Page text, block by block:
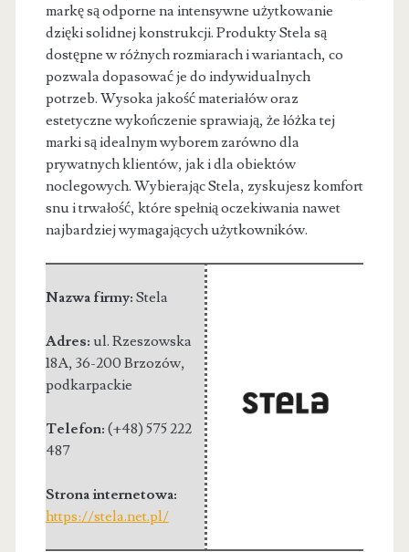
markę są odporne na intensywne użytkowanie
dziękisolidnej konstrukcji. Produkty Stela są
dostępne w różnych rozmiarach i wariantach, co
pozwala dopasować je do indywidualnych
potrzeb. Wysoka jakość materiałów oraz
estetyczne wykończenie sprawiają, że łóżka tej
marki są idealnym wyborem zarówno dla
prywatnych klientów, jak i dla obiektów
noclegowych. Wybierając Stela, zyskujesz komfort
snu i trwałość, które spełnią oczekiwania nawet
najbardziej wymagających użytkowników.
Nazwa firmy: Stela
Adres: ul. Rzeszowska
18A, 36-200 Brzozów,
podkarpackie
Telefon: (+48) 575 222
487
Strona internetowa:
https://stela.net.pl/